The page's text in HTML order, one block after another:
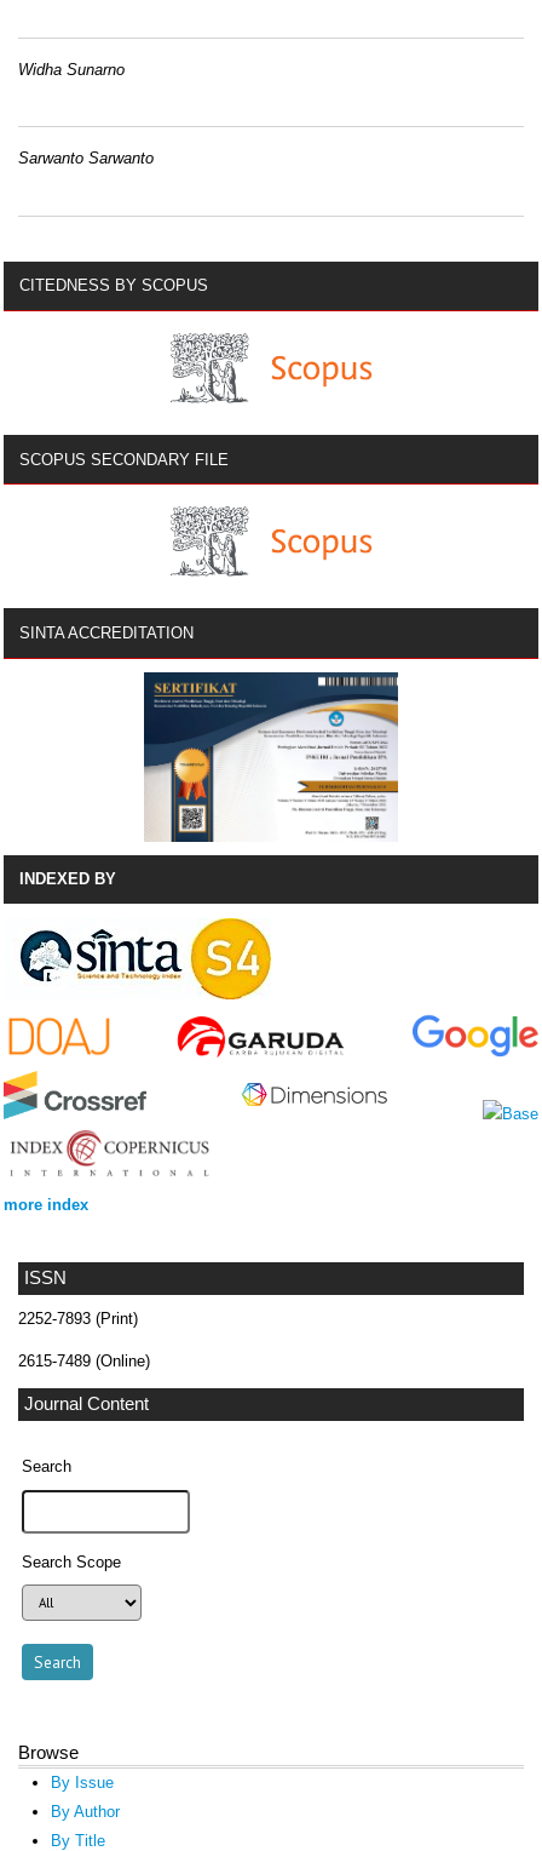
ISSN
2252-7893 (Print)
2615-7489 (Online)
Journal Content
Search
Search Scope
Browse
By Issue
By Author
By Title
Widha Sunarno
Sarwanto Sarwanto
CITEDNESS BY SCOPUS
SCOPUS SECONDARY FILE
SINTA ACCREDITATION
INDEXED BY
more index